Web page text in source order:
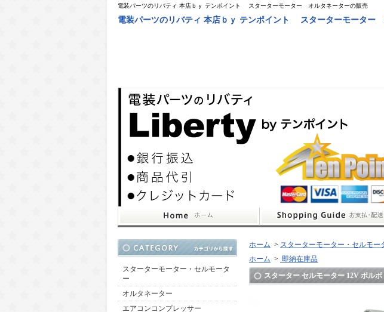
電装パーツのリバティ 本店ｂｙ テンポイント スターターモーター オルタネーターの販売
電装パーツのリバティ 本店ｂｙ テンポイント スターターモーター
スターターモーター・セルモータ
ー
オルタネーター
エアコンコンプレッサー
ホーム > スターターモーター・セルモー
ホーム > 即納在庫品
スターター セルモーター 12V ボルボ